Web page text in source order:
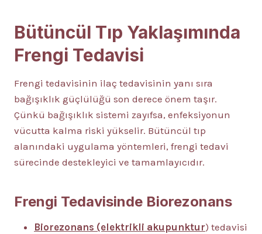
Bütüncül Tıp Yaklaşımında
Frengi Tedavisi
Frengi tedavisinin ilaç tedavisinin yanı sıra
bağışıklık güçlülüğü son derece önem taşır.
Çünkü bağışıklık sistemi zayıfsa, enfeksiyonun
vücutta kalma riski yükselir. Bütüncül tıp
alanındaki uygulama yöntemleri, frengi tedavi
sürecinde destekleyici ve tamamlayıcıdır.
Frengi Tedavisinde Biorezonans
Biorezonans (elektrikli akupunktur) tedavisi